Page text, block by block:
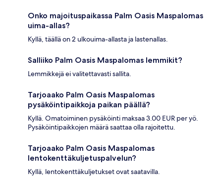
Onko majoituspaikassa Palm Oasis Maspalomas
uima-allas?
Kyllä, täällä on 2 ulkouima-allasta ja lastenallas.
Salliiko Palm Oasis Maspalomas lemmikit?
Lemmikkejä ei valitettavasti sallita.
Tarjoaako Palm Oasis Maspalomas
pysäköintipaikkoja paikan päällä?
Kyllä. Omatoiminen pysäköinti maksaa 3.00 EUR per yö.
Pysäköintipaikkojen määrä saattaa olla rajoitettu.
Tarjoaako Palm Oasis Maspalomas
lentokenttäkuljetuspalvelun?
Kyllä, lentokenttäkuljetukset ovat saatavilla.